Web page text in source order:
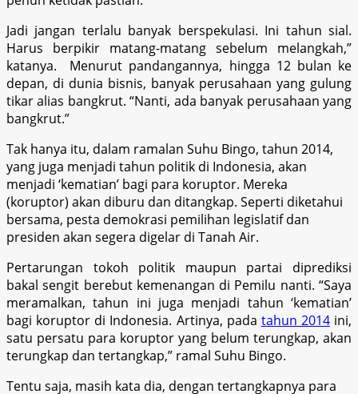
Jadi jangan terlalu banyak berspekulasi. Ini tahun sial.
Harus berpikir matang-matang sebelum melangkah,”
katanya. Menurut pandangannya, hingga 12 bulan ke
depan, di dunia bisnis, banyak perusahaan yang gulung
tikar alias bangkrut. “Nanti, ada banyak perusahaan yang
bangkrut.”
Tak hanya itu, dalam ramalan Suhu Bingo, tahun 2014,
yang juga menjadi tahun politik di Indonesia, akan
menjadi ‘kematian’ bagi para koruptor. Mereka
(koruptor) akan diburu dan ditangkap. Seperti diketahui
bersama, pesta demokrasi pemilihan legislatif dan
presiden akan segera digelar di Tanah Air.
Pertarungan tokoh politik maupun partai diprediksi
bakal sengit berebut kemenangan di Pemilu nanti. “Saya
meramalkan, tahun ini juga menjadi tahun ‘kematian’
bagi koruptor di Indonesia. Artinya, pada tahun 2014ini,
satu persatu para koruptor yang belum terungkap, akan
terungkap dan tertangkap,” ramal Suhu Bingo.
Tentu saja, masih kata dia, dengan tertangkapnya para